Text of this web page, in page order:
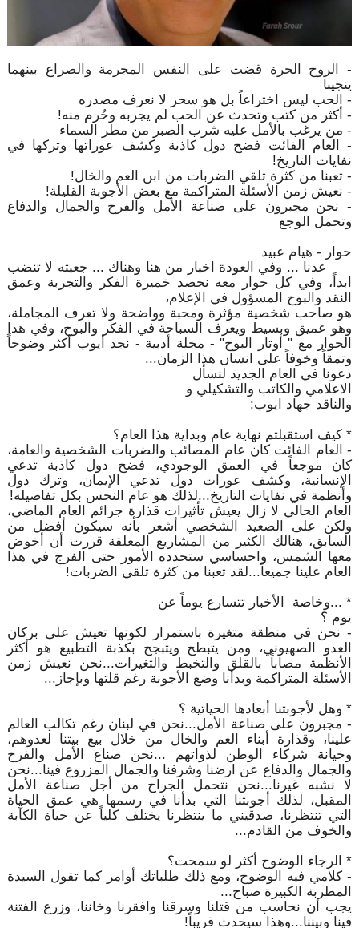
- الروح الحرة قضت على النفس المجرمة والصراع بينهما
ينجينا
- الحب ليس اختراعاً بل هو سحر لا نعرف مصدره
- أكثر من كتب وتحدث عن الحب لم يجربه وحُرم منه!
- من يرغب بالأمل عليه شرب الصبر من مطر السماء
- العام الفائت فضح دول كاذبة وكشف عوراتها وتركها في
نفايات التاريخ!
- تعبنا من كثرة تلقي الضربات من ابن العم والخال!
- نعيش زمن الأسئلة المتراكمة مع بعض الأجوبة القليلة!
- نحن مجبرون على صناعة الأمل والفرح والجمال والدفاع
وتحمل الوجع
حوار - هيام عبيد
عدنا ... وفي العودة اخبار من هنا وهناك ... جعبته لا تنضب
ابداً، وفي كل حوار معه نحصد خميرة الفكر والتجربة وعمق
النقد والبوح المسؤول في الإعلام،
هو صاحب شخصية مؤثرة ومحبة وواضحة ولا تعرف المجاملة،
وهو عميق وبسيط ويعرف السباحة في الفكر والبوح، وفي هذا
الحوار مع " أوتار البوح" - مجلة أدبية - نجد أيوب أكثر وضوحاً
وتمقاً وخوفاً على انسان هذا الزمان...
دعونا في العام الجديد لنسأل
الاعلامي والكاتب والتشكيلي و
والناقد جهاد ايوب:
* كيف استقبلتم نهاية عام وبداية هذا العام؟
- العام الفائت كان عام المصائب والضربات الشخصية والعامة،
كان موجعاً في العمق الوجودي، فضح دول كاذبة تدعي
الإنسانية، وكشف عورات دول تدعي الإيمان، وترك دول
وأنظمة في نفايات التاريخ...لذلك هو عام النحس بكل تفاصيله!
العام الحالي لا زال يعيش تأثيرات قذارة جرائم العام الماضي،
ولكن على الصعيد الشخصي أشعر بأنه سيكون أفضل من
السابق، هنالك الكثير من المشاريع المعلقة قررت أن أخوض
معها الشمس، واحساسي ستحدده الأمور حتى الفرج في هذا
العام علينا جميعاً...لقد تعبنا من كثرة تلقي الضربات!
* ...وخاصة الأخبار تتسارع يوماً عن
يوم ؟
- نحن في منطقة متغيرة باستمرار لكونها تعيش على بركان
العدو الصهيوني، ومن يتبطح ويتبجح بكذبة التطبيع هو أكثر
الأنظمة مصاباً بالقلق والتخبط والتغيرات...نحن نعيش زمن
الأسئلة المتراكمة وبدأنا وضع الأجوبة رغم قلتها وبإجاز...
* وهل لأجوبتنا أبعادها الحياتية ؟
- مجبرون على صناعة الأمل...نحن في لبنان رغم تكالب العالم
علينا، وقذارة أبناء العم والخال من خلال بيع بيتنا لعدوهم،
وخيانة شركاء الوطن لذواتهم ...نحن صناع الأمل والفرح
والجمال والدفاع عن ارضنا وشرفنا والجمال المزروع فينا...نحن
لا نشبه غيرنا...نحن نتحمل الجراح من أجل صناعة الأمل
المقبل، لذلك أجوبتنا التي بدأنا في رسمها هي عمق الحياة
التي تنتظرنا، صدقيني ما ينتظرنا يختلف كلياً عن حياة الكآبة
والخوف من القادم...
* الرجاء الوضوح أكثر لو سمحت؟
- كلامي فيه الوضوح، ومع ذلك طلباتك أوامر كما تقول السيدة
المطربة الكبيرة صباح...
يجب أن نحاسب من قتلنا وسرقنا وافقرنا وخاننا، وزرع الفتنة
فينا وبيننا...وهذا سيحدث قريباً!